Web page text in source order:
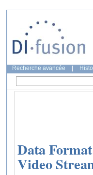
Recherche avancée
Data
Video